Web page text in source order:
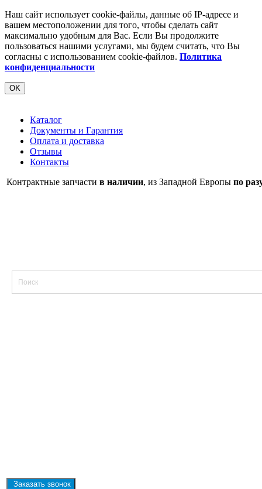
Наш сайт использует cookie-файлы, данные об IP-адресе и
вашем местоположении для того, чтобы сделать сайт
максимально удобным для Вас. Если Вы продолжите
пользоваться нашими услугами, мы будем считать, что Вы
согласны с использованием cookie-файлов. Политика
конфиденциальности
OK
Каталог
Документы и Гарантия
Оплата и доставка
Отзывы
Контакты
Контрактные запчасти в наличии, из Западной Европы по
Заказать звонок